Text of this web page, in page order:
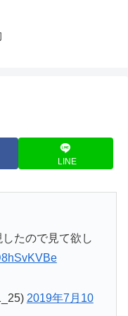
LINE
たので見て欲し
2019年7月10